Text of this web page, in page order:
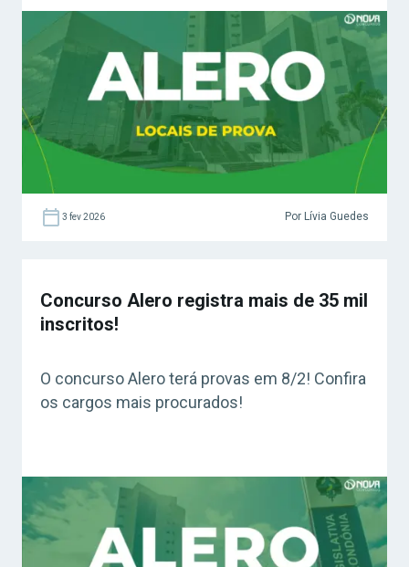
3 fev 2026 Por Lívia Guedes
Concurso Alero registra mais de 35 mil
inscritos!
O concurso Alero terá provas em 8/2! Confira
os cargos mais procurados!